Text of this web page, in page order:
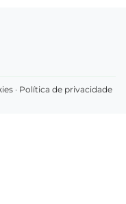
· Política de privacidade